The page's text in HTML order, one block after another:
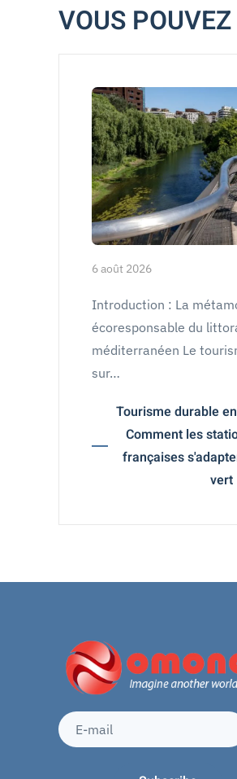
VOUS
6 août 2026
Introduction : La
écoresponsable du
méditerranéen Le
sur…
Tourisme durable
Comment les
françaises
vert